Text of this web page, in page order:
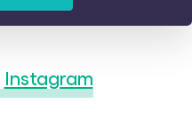
Instagram